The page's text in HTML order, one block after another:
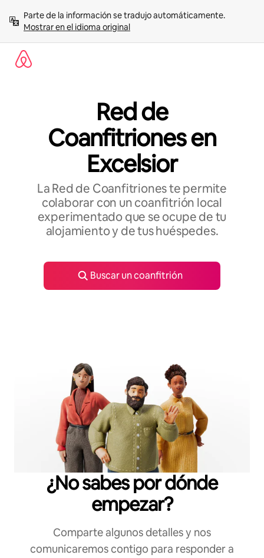
contenidoMostrar en el idioma original
Red de
Coanfitriones en
Excelsior
La Red de Coanfitriones te permite
colaborar con un coanfitrión local
experimentado que se ocupe de tu
alojamiento y de tus huéspedes.
Buscar un coanfitrión
¿No sabes por dónde
empezar?
Comparte algunos detalles y nos
comunicaremos contigo para responder a